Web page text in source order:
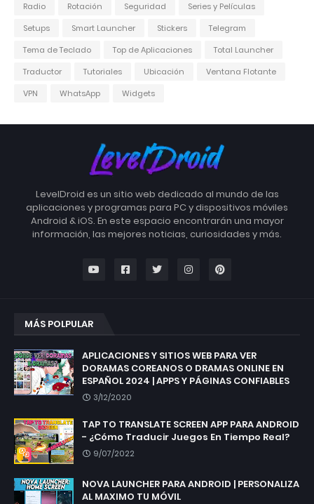
Radio
Rotación Seguridad
Series y Películas
Setups
Smart Launcher Stickers
Telegram
Tema de Teclado
Top de Aplicaciones
Total Launcher
Traductor
Tutoriales Ubicación
Ventana Flotante
VPN
WhatsApp Widgets
LevelDroid es un sitio web dedicado al mundo de las
aplicaciones y programas para PC y dispositivos móviles
Android & iOS. En este espacio encontrarán una mayor
información, las mejores noticias, curiosidades y más.
MÁS POLPULAR
APLICACIONES Y SITIOS WEB PARA VER
DORAMAS COREANOS O DRAMAS ONLINE EN
ESPAÑOL 2024 | APPS Y PÁGINAS CONFIABLES
3/12/2020
TAP TO TRANSLATE SCREEN APP PARA ANDROID
- ¿Cómo Traducir Juegos En Tiempo Real?
9/07/2022
NOVA LAUNCHER PARA ANDROID | PERSONALIZA
AL MAXIMO TU MÓVIL